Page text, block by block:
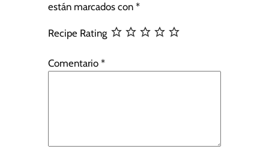
están marcados con *
Recipe Rating
Comentario *